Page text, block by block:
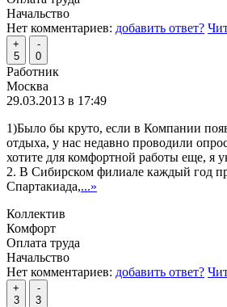
Начальство
Нет комментариев: добавить ответ?
+
5
-
0
Работник
Москва
29.03.2013 в 17:49
1)Было бы круто, если в Компании
отдыха, у нас недавно проводили
хотите для комфортной работы еще, я
2. В Сибирском филиале каждый год
Спартакиада,...»
Коллектив
Комфорт
Оплата труда
Начальство
Нет комментариев: добавить ответ?
+
3
-
3